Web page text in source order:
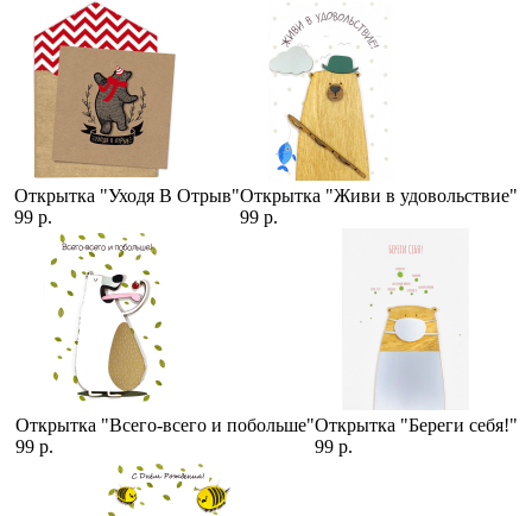
Открытка "Уходя В Отрыв"
99 р.
Открытка "Живи в удовольствие"
99 р.
Открытка "Всего-всего и побольше"
99 р.
Открытка "Береги себя!"
99 р.